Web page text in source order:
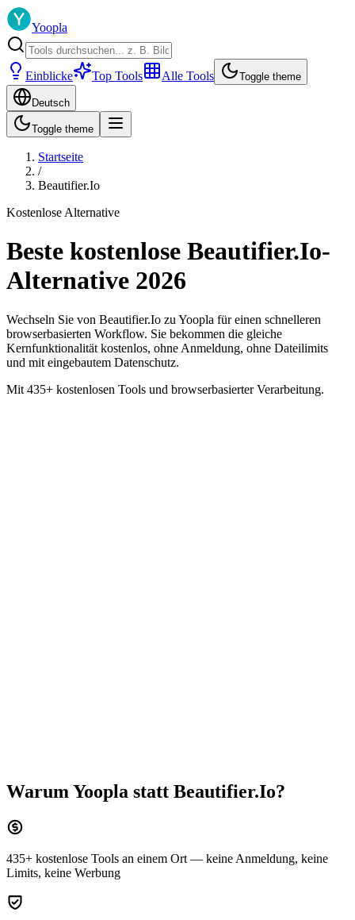
Yoopla
Einblicke Top Tools Alle Tools Toggle theme
Deutsch
Toggle theme
Startseite
/
Beautifier.Io
Kostenlose Alternative
Beste kostenlose Beautifier.Io-
Alternative 2026
Wechseln Sie von Beautifier.Io zu Yoopla für einen schnelleren
browserbasierten Workflow. Sie bekommen die gleiche
Kernfunktionalität kostenlos, ohne Anmeldung, ohne Dateilimits
und mit eingebautem Datenschutz.
Mit 435+ kostenlosen Tools und browserbasierter Verarbeitung.
Warum Yoopla statt Beautifier.Io?
435+ kostenlose Tools an einem Ort — keine Anmeldung, keine
Limits, keine Werbung